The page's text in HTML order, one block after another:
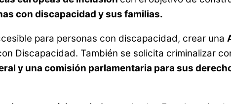
con discapacidad y sus familias.
para personas con discapacidad, crear una
Discapacidad. También se solicita criminalizar
y una comisión parlamentaria para sus